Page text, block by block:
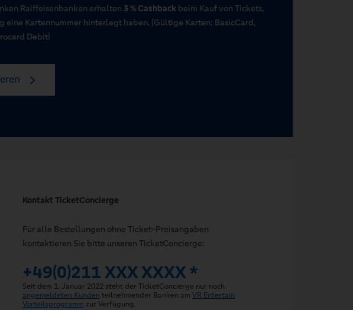
Raiffeisenbanken erhalten 3 % Cashbackbeim Kauf von Tickets,
eine Kartennummer hinterlegt haben. (Gültige Karten: BasicCard,
Debit)
Kontakt TicketConcierge
Für alle Bestellungen ohne Ticket-Preisangaben
kontaktieren Sie bitte unseren TicketConcierge:
+49(0)211 XXX XXXX *
Seit dem 1. Januar 2022 steht der TicketConcierge nur noch
angemeldeten Kunden teilnehmender Banken am VR Entertain
Vorteilsprogramm zur Verfügung.